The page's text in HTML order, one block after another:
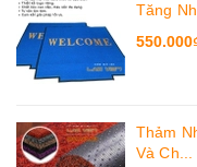
Tăng
Thảm
Và Ch...